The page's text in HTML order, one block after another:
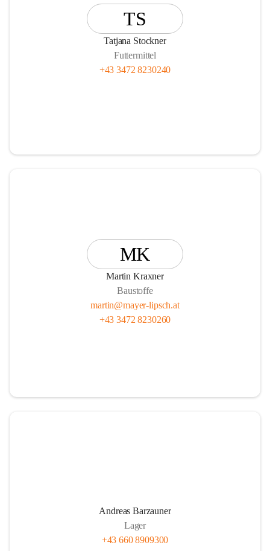
TS
Tatjana Stockner
Futtermittel
+43 3472 8230240
MK
Martin Kraxner
Baustoffe
martin@mayer-lipsch.at
+43 3472 8230260
Andreas Barzauner
Lager
+43 660 8909300